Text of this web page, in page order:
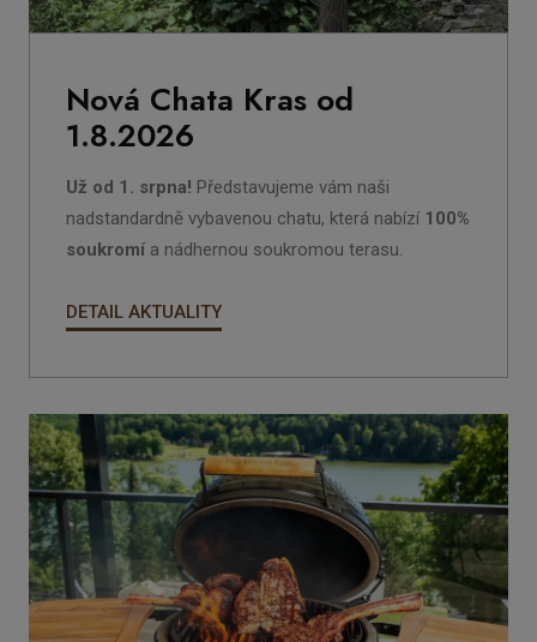
Nová Chata Kras od
1.8.2026
Už od 1. srpna! Představujeme vám naši
nadstandardně vybavenou chatu, která nabízí 100%
soukromí a nádhernou soukromou terasu.
DETAIL AKTUALITY